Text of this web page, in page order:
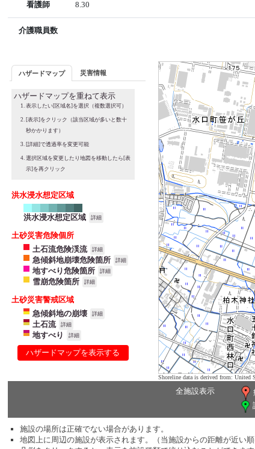
看護師 8.30
介護職員数
ハザードマップ 災害情報
ハザードマップを重ねて表示
表示したい[区域名]を選択（複数選択可）
[表示]をクリック（該当区域が多いと数十
秒かかります）
[詳細]で透過率を変更可能
選択区域を変更したり地図を移動したら[表
示]を再クリック
洪水浸水想定区域
洪水浸水想定区域 詳細
土砂災害危険個所
土石流危険渓流
詳細
急傾斜地崩壊危険箇所 詳細
地すべり危険箇所 詳細
雪崩危険箇所 詳細
土砂災害警戒区域
急傾斜地の崩壊
詳細
土石流 詳細
地すべり 詳細
ハザードマップを表示する
Shoreline data is derived from: United
全施設表示
施設の場所は正確でない場合があります。
地図上に周辺の施設が表示されます。（当施設からの距離が近い順